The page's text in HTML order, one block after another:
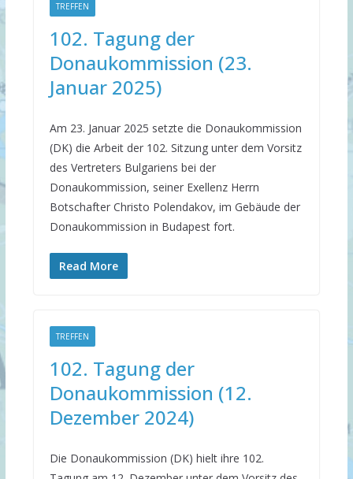
TREFFEN
102. Tagung der
Donaukommission (23.
Januar 2025)
Am 23. Januar 2025 setzte die Donaukommission
(DK) die Arbeit der 102. Sitzung unter dem Vorsitz
des Vertreters Bulgariens bei der
Donaukommission, seiner Exellenz Herrn
Botschafter Christo Polendakov, im Gebäude der
Donaukommission in Budapest fort.
Read More
TREFFEN
102. Tagung der
Donaukommission (12.
Dezember 2024)
Die Donaukommission (DK) hielt ihre 102.